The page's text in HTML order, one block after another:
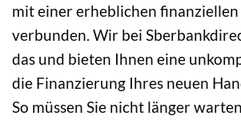
mit einer erheblichen
verbunden. Wir bei
das und bieten Ihnen eine
die Finanzierung Ihres neuen
So müssen Sie nicht länger